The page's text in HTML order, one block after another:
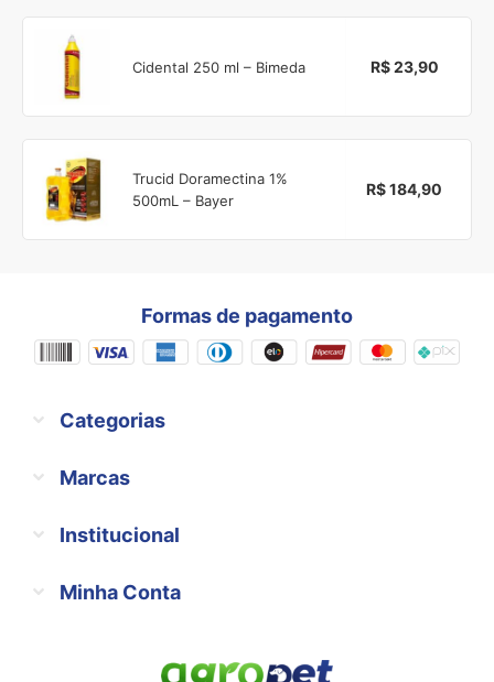
Cidental 250 ml – Bimeda R$ 23,90
Trucid Doramectina 1%
500mL – Bayer
R$ 184,90
Formas de pagamento
Categorias
Marcas
Institucional
Minha Conta